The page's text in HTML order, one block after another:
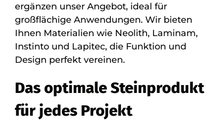
ergänzen unser Angebot, ideal für
großflächige Anwendungen. Wir bieten
Ihnen Materialien wie Neolith, Laminam,
Instinto und Lapitec, die Funktion und
Design perfekt vereinen.
Das optimale Steinprodukt
für jedes Projekt